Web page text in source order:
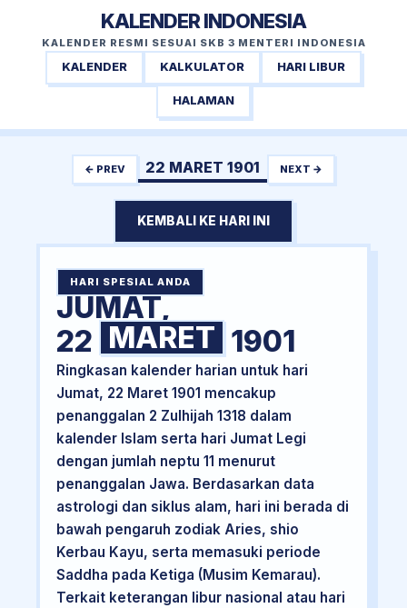
KALENDER INDONESIA
KALENDER RESMI SESUAI SKB 3 MENTERI INDONESIA
KALENDER KALKULATOR HARI LIBUR
HALAMAN
← PREV 22 MARET 1901 NEXT →
KEMBALI KE HARI INI
HARI SPESIAL ANDA
JUMAT,
22 MARET 1901
Ringkasan kalender harian untuk hari
Jumat, 22 Maret 1901 mencakup
penanggalan 2 Zulhijah 1318 dalam
kalender Islam serta hari Jumat Legi
dengan jumlah neptu 11 menurut
penanggalan Jawa. Berdasarkan data
astrologi dan siklus alam, hari ini berada di
bawah pengaruh zodiak Aries, shio
Kerbau Kayu, serta memasuki periode
Saddha pada Ketiga (Musim Kemarau).
Terkait keterangan libur nasional atau hari